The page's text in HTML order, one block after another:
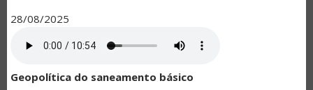
28/08/2025
Geopolítica do saneamento básico